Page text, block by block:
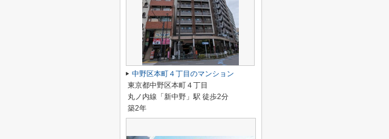
中野区本町４丁目のマンション
東京都中野区本町４丁目
丸ノ内線「新中野」駅 徒歩2分
築2年